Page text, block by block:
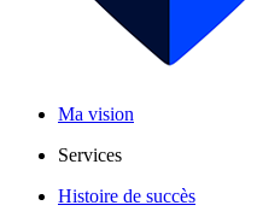
Ma vision
Services
Histoire de succès